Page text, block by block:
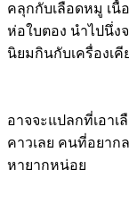
คลุกกับเลือดหมู เนื้
ห่อใบตอง นำไปนึ่ง
นิยมกินกับเครื่องเคี
อาจจะแปลกที่เอา
คาวเลย คนที่อยาก
หายากหน่อย